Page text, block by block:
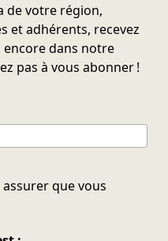
de votre région,
et adhérents, recevez
dans notre
pas à vous abonner !
que vous